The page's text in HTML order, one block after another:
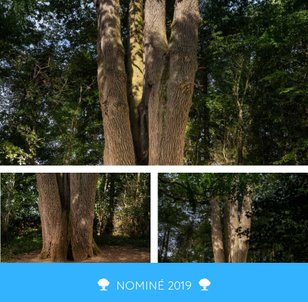
NOMINÉ 2019